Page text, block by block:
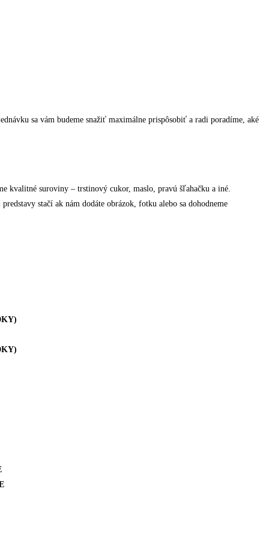
sa vám budeme snažiť maximálne prispôsobiť a radi poradíme, aké
kvalitné suroviny – trstinový cukor, maslo, pravú šľahačku a iné.
stačí ak nám dodáte obrázok, fotku alebo sa dohodneme